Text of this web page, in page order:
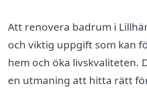
Att renovera badrum i
och viktig uppgift som kan
hem och öka livskvaliteten.
en utmaning att hitta rätt